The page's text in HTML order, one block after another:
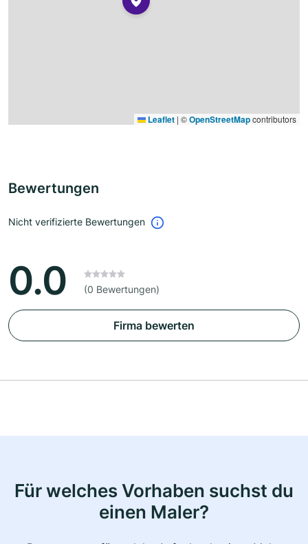
Leaflet | ©OpenStreetMapcontributors
Bewertungen
Nicht verifizierte Bewertungen
0.0 (0 Bewertungen)
Firma bewerten
Für welches Vorhaben suchst du
einen Maler?